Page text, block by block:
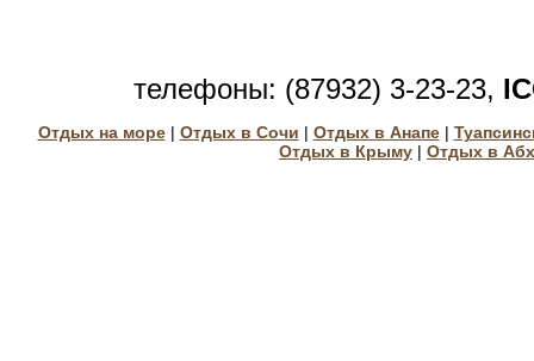
телефоны: (87932) 3-23-23,
Отдых на море| Отдых в Сочи | Отдых в Анапе|
Отдых в Крыму | Отдых в